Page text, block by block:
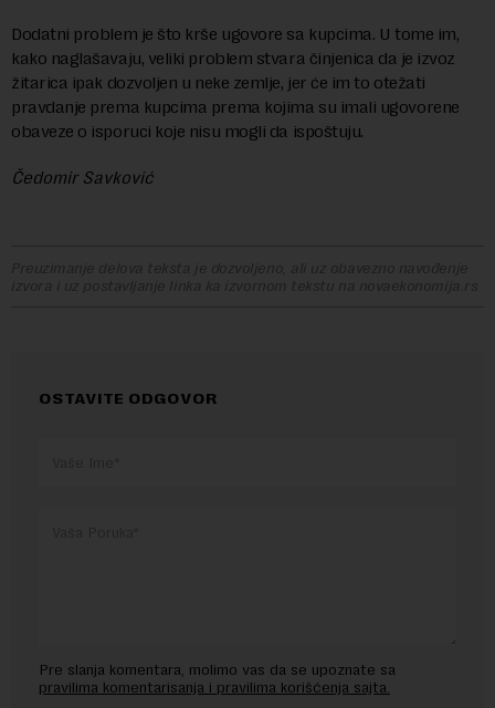
Dodatni problem je što krše ugovore sa kupcima. U tome im,
kako naglašavaju, veliki problem stvara činjenica da je izvoz
žitarica ipak dozvoljen u neke zemlje, jer će im to otežati
pravdanje prema kupcima prema kojima su imali ugovorene
obaveze o isporuci koje nisu mogli da ispoštuju.
Čedomir Savković
Preuzimanje delova teksta je dozvoljeno, ali uz obavezno navođenje
izvora i uz postavljanje linka ka izvornom tekstu na novaekonomija.rs
OSTAVITE ODGOVOR
Pre slanja komentara, molimo vas da se upoznate sa
pravilima komentarisanja i pravilima korišćenja sajta.